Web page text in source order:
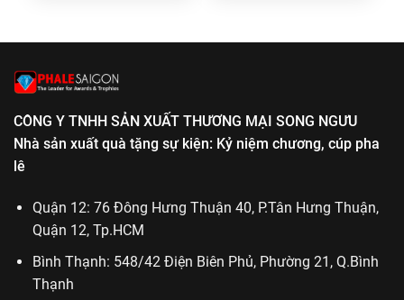
CÔNG Y TNHH SẢN XUẤT THƯƠNG MẠI SONG NGƯU
Nhà sản xuất quà tặng sự kiện: Kỷ niệm chương, cúp pha
lê
Quận 12: 76 Đông Hưng Thuận 40, P.Tân Hưng Thuận,
Quận 12, Tp.HCM
Bình Thạnh: 548/42 Điện Biên Phủ, Phường 21, Q.Bình
Thạnh